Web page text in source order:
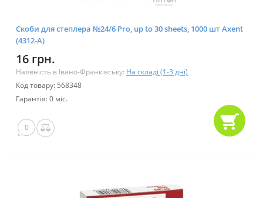
Скоби для степлера №24/6 Pro, up to 30 sheets, 1000 шт Axent
(4312-А)
16 грн.
Наявність в Івано-Франківську: На складі (1-3 дні)
Код товару: 568348
Гарантія: 0 міс.
0